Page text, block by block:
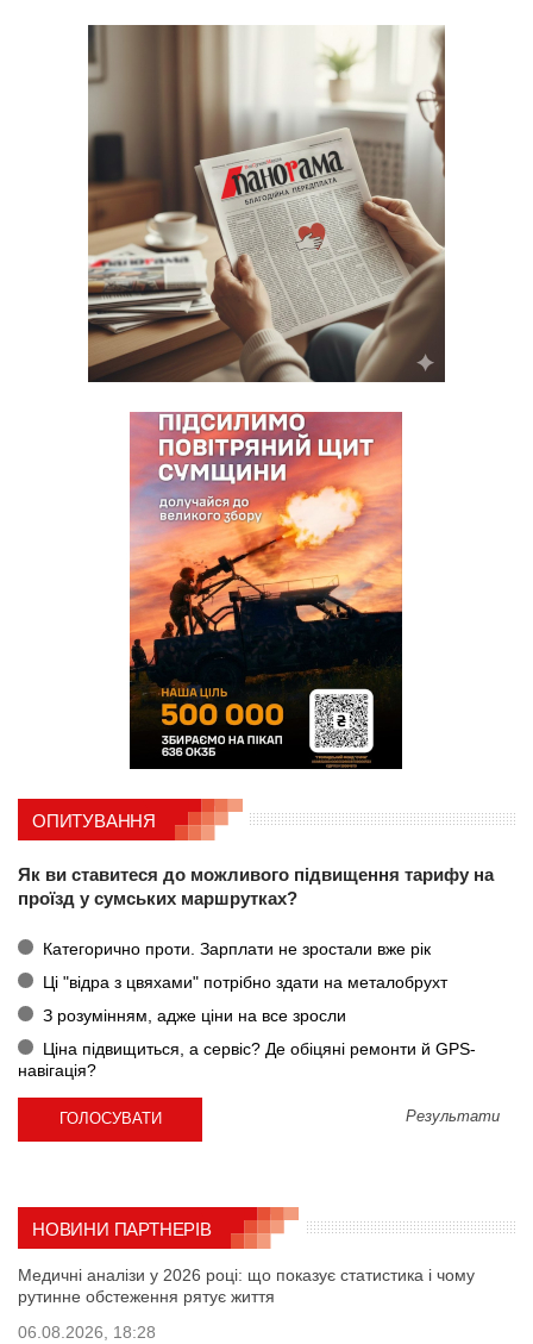
ОПИТУВАННЯ
Як ви ставитеся до можливого підвищення тарифу на
проїзд у сумських маршрутках?
Категорично проти. Зарплати не зростали вже рік
Ці "відра з цвяхами" потрібно здати на металобрухт
З розумінням, адже ціни на все зросли
Ціна підвищиться, а сервіс? Де обіцяні ремонти й GPS-
навігація?
Результати
НОВИНИ ПАРТНЕРІВ
Медичні аналізи у 2026 році: що показує статистика і чому
рутинне обстеження рятує життя
06.08.2026, 18:28